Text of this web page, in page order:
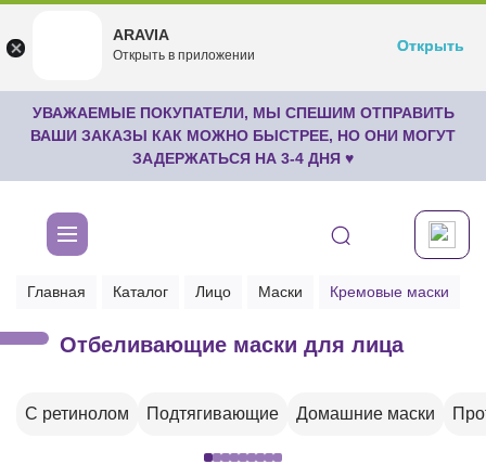
undefined
Бесплатноru.aravia.new
Открыть
УВАЖАЕМЫЕ ПОКУПАТЕЛИ, МЫ СПЕШИМ ОТПРАВИТЬ
ВАШИ ЗАКАЗЫ КАК МОЖНО БЫСТРЕЕ, НО ОНИ МОГУТ
ЗАДЕРЖАТЬСЯ НА 3-4 ДНЯ ♥
Главная Каталог Лицо Маски Кремовые маски
Отбеливающие маски для лица
С ретинолом Подтягивающие Домашние маски
ARAVIA
Открыть в приложении
Открыть